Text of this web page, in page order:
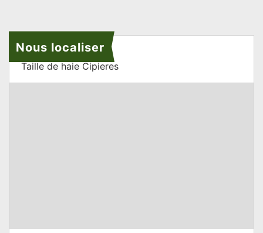
Nous localiser
Taille de haie Cipieres